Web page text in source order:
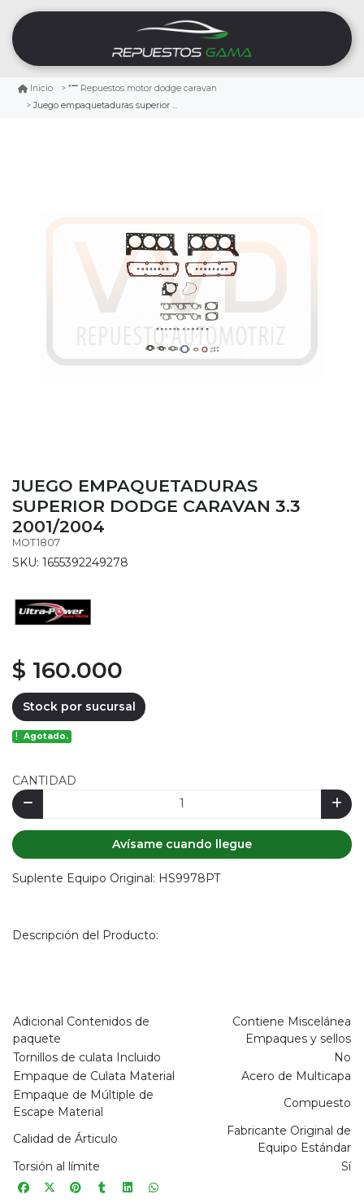
Inicio
Repuestos motor dodge caravan
Juego empaquetaduras superior dodge caravan 3.3 2001/2004
JUEGO EMPAQUETADURAS
SUPERIOR DODGE CARAVAN 3.3
2001/2004
MOT1807
SKU: 1655392249278
$ 160.000
Stock por sucursal
Agotado.
CANTIDAD
Avísame cuando llegue
Suplente Equipo Original: HS9978PT
Descripción del Producto:
Adicional Contenidos de
paquete
Contiene Miscelánea
Empaques y sellos
Tornillos de culata Incluido
No
Empaque de Culata Material
Acero de Multicapa
Empaque de Múltiple de
Escape Material
Compuesto
Calidad de Árticulo
Fabricante Original de
Equipo Estándar
Torsión al límite
Sí